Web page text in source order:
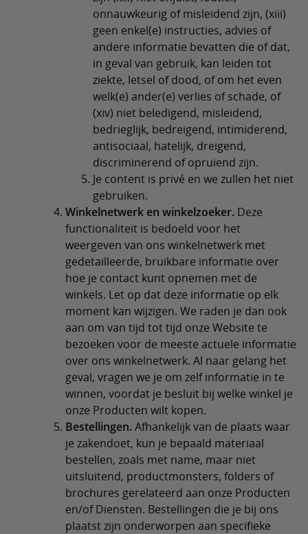
onnauwkeurig of misleidend zijn, (xiii)
geen enkel(e) instructies, advies of
andere informatie bevatten die of dat,
in geval van gebruik, kan leiden tot
ziekte, letsel of dood, of om het even
welk(e) ander(e) verlies of schade, of
(xiv) niet beledigend, misleidend,
bedrieglijk, bedreigend, intimiderend,
antisociaal, hatelijk, dreigend,
discriminerend of opruiend zijn.
Je content is privé en we zullen het niet
gebruiken.
Winkelnetwerk en winkelzoeker. Deze
functionaliteit is bedoeld voor het
weergeven van ons winkelnetwerk met
gedetailleerde, bruikbare informatie over
hoe je contact kunt opnemen met de
winkels. Let op dat deze informatie op elk
moment kan wijzigen. We raden je dan ook
aan om van tijd tot tijd onze Website te
bezoeken voor de meeste actuele informatie
over ons winkelnetwerk. Al naar gelang het
geval, vragen we je om zelf informatie in te
winnen, voordat je besluit bij welke winkel je
onze Producten wilt kopen.
Bestellingen.Afhankelijk van de plaats waar
je zakendoet, kun je bepaald materiaal
bestellen, zoals met name, maar niet
uitsluitend, productmonsters, folders of
brochures gerelateerd aan onze Producten
en/of Diensten. Bestellingen die je bij ons
plaatst zijn onderworpen aan specifieke